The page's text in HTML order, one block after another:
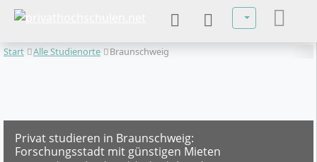
Sprache
Start Alle Studienorte Braunschweig
Privat studieren in Braunschweig:
Forschungsstadt mit günstigen Mieten